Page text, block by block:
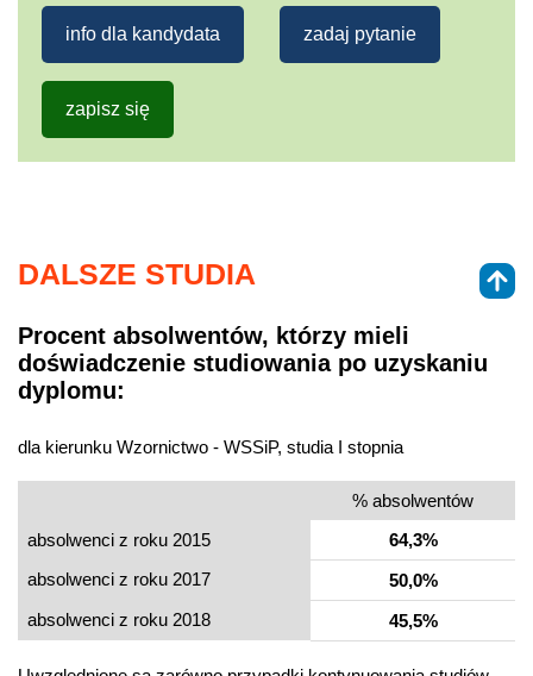
info dla kandydata zadaj pytanie
zapisz się
DALSZE STUDIA
Procent absolwentów, którzy mieli
doświadczenie studiowania po uzyskaniu
dyplomu:
dla kierunku Wzornictwo - WSSiP, studia I stopnia
% absolwentów
absolwenci z roku 2015
64,3%
absolwenci z roku 2017
50,0%
absolwenci z roku 2018
45,5%